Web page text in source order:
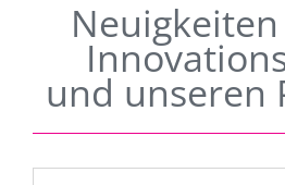
und unseren